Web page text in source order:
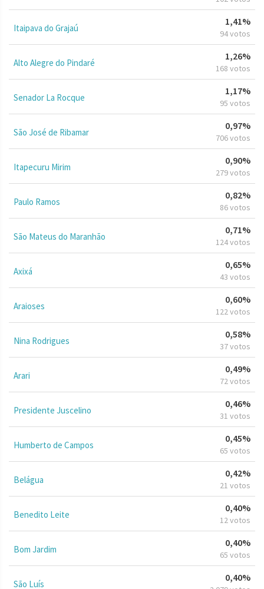
Itaipava do Grajaú
1,41%
94 votos
Alto Alegre do Pindaré
1,26%
168 votos
Senador La Rocque
1,17%
95 votos
São José de Ribamar
0,97%
706 votos
Itapecuru Mirim
0,90%
279 votos
Paulo Ramos
0,82%
86 votos
São Mateus do Maranhão
0,71%
124 votos
Axixá
0,65%
43 votos
Araioses
0,60%
122 votos
Nina Rodrigues
0,58%
37 votos
Arari
0,49%
72 votos
Presidente Juscelino
0,46%
31 votos
Humberto de Campos
0,45%
65 votos
Belágua
0,42%
21 votos
Benedito Leite
0,40%
12 votos
Bom Jardim
0,40%
65 votos
São Luís
0,40%